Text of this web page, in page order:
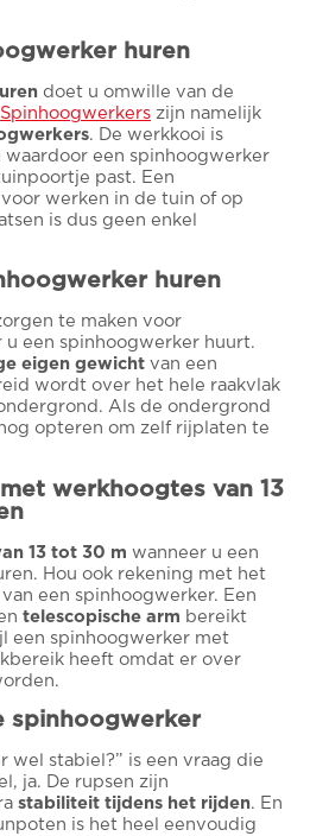
huren
doet u omwille van de
Spinhoogwerkers zijn namelijk
. De werkkooi is
een spinhoogwerker
past. Een
werken in de tuin of op
is dus geen enkel
huren
te maken voor
een spinhoogwerker huurt.
eigen gewicht van een
wordt over het hele raakvlak
Als de ondergrond
opteren om zelf rijplaten te
werkhoogtes van 13
13 tot 30 m wanneer u een
Hou ook rekening met het
een spinhoogwerker. Een
telescopische arm bereikt
een spinhoogwerker met
heeft omdat er over
spinhoogwerker
wel stabiel?” is een vraag die
ja. De rupsen zijn
stabiliteit tijdens het rijden. En
is het heel eenvoudig